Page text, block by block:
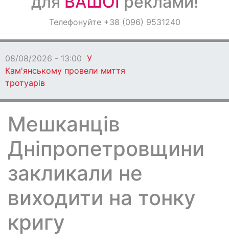
ОголошенняТелефонуйте +38 (096) 9531240
08/08/2026 - 13:00 У
Кам'янському провели миття
тротуарів
Мешканців
Дніпропетровщини
закликали не
виходити на тонку
кригу